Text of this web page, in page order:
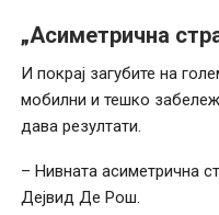
„Асиметрична
И покрај загубите на
мобилни и тешко
дава резултати.
– Нивната асиметрична
Дејвид Де Рош.